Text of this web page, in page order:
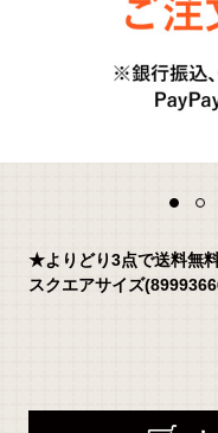
★よりどり3点で送料無
スクエアサイズ